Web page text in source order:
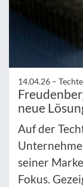
14.04.26 –
neue
Auf der
seiner
Fokus.